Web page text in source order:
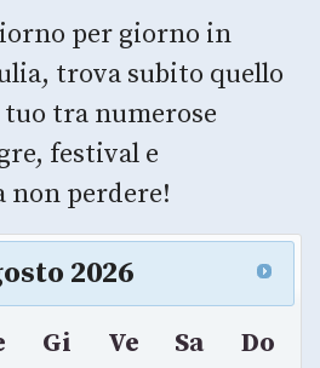
per giorno in
trova subito quello
tuo tra numerose
festival e
non perdere!
2026
Gi Ve Sa
Do